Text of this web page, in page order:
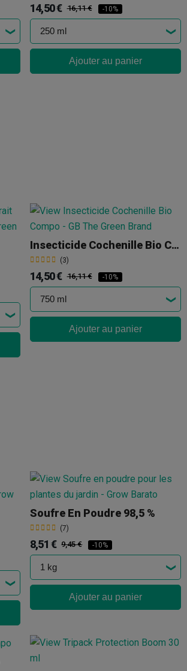
14,50 € 16,11 € -10%
Ajouter au panier
Insecticide Cochenille Bio Compo
(3)
14,50 € 16,11 € -10%
Ajouter au panier
Soufre En Poudre 98,5 %
(7)
8,51 € 9,45 € -10%
Ajouter au panier